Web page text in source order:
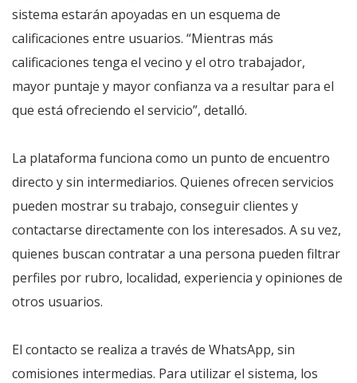
sistema estarán apoyadas en un esquema de
calificaciones entre usuarios. “Mientras más
calificaciones tenga el vecino y el otro trabajador,
mayor puntaje y mayor confianza va a resultar para el
que está ofreciendo el servicio”, detalló.
La plataforma funciona como un punto de encuentro
directo y sin intermediarios. Quienes ofrecen servicios
pueden mostrar su trabajo, conseguir clientes y
contactarse directamente con los interesados. A su vez,
quienes buscan contratar a una persona pueden filtrar
perfiles por rubro, localidad, experiencia y opiniones de
otros usuarios.
El contacto se realiza a través de WhatsApp, sin
comisiones intermedias. Para utilizar el sistema, los